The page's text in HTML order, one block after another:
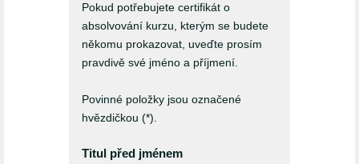
Pokud potřebujete certifikát o
absolvování kurzu, kterým se budete
někomu prokazovat, uveďte prosím
pravdivě své jméno a příjmení.
Povinné položky jsou označené
hvězdičkou (*).
Titul před jménem